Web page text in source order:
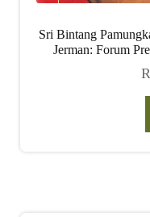
Sri Bintang
Jerman: Forum